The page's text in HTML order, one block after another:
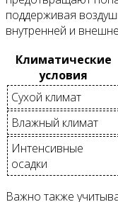
поддерживая
внутренней и
Климатические
условия
Сухой климат
Влажный климат
Интенсивные
осадки
Важно также